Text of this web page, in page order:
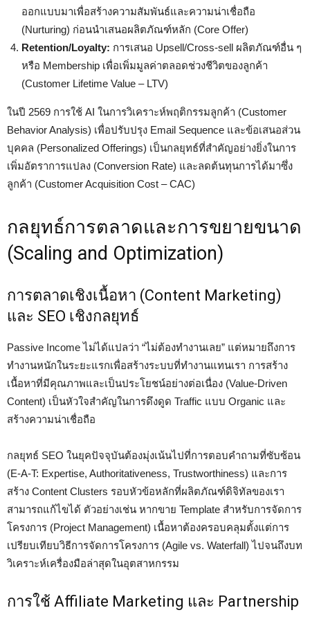
ออกแบบมาเพื่อสร้างความสัมพันธ์และความน่าเชื่อถือ
(Nurturing) ก่อนนำเสนอผลิตภัณฑ์หลัก (Core Offer)
Retention/Loyalty: การเสนอ Upsell/Cross-sell ผลิตภัณฑ์อื่น ๆ
หรือ Membership เพื่อเพิ่มมูลค่าตลอดช่วงชีวิตของลูกค้า
(Customer Lifetime Value – LTV)
ในปี 2569 การใช้ AI ในการวิเคราะห์พฤติกรรมลูกค้า (Customer
Behavior Analysis) เพื่อปรับปรุง Email Sequence และข้อเสนอส่วน
บุคคล (Personalized Offerings) เป็นกลยุทธ์ที่สำคัญอย่างยิ่งในการ
เพิ่มอัตราการแปลง (Conversion Rate) และลดต้นทุนการได้มาซึ่ง
ลูกค้า (Customer Acquisition Cost – CAC)
กลยุทธ์การตลาดและการขยายขนาด
(Scaling and Optimization)
การตลาดเชิงเนื้อหา (Content Marketing)
และ SEO เชิงกลยุทธ์
Passive Income ไม่ได้แปลว่า “ไม่ต้องทำงานเลย” แต่หมายถึงการ
ทำงานหนักในระยะแรกเพื่อสร้างระบบที่ทำงานแทนเรา การสร้าง
เนื้อหาที่มีคุณภาพและเป็นประโยชน์อย่างต่อเนื่อง (Value-Driven
Content) เป็นหัวใจสำคัญในการดึงดูด Traffic แบบ Organic และ
สร้างความน่าเชื่อถือ
กลยุทธ์ SEO ในยุคปัจจุบันต้องมุ่งเน้นไปที่การตอบคำถามที่ซับซ้อน
(E-A-T: Expertise, Authoritativeness, Trustworthiness) และการ
สร้าง Content Clusters รอบหัวข้อหลักที่ผลิตภัณฑ์ดิจิทัลของเรา
สามารถแก้ไขได้ ตัวอย่างเช่น หากขาย Template สำหรับการจัดการ
โครงการ (Project Management) เนื้อหาต้องครอบคลุมตั้งแต่การ
เปรียบเทียบวิธีการจัดการโครงการ (Agile vs. Waterfall) ไปจนถึงบท
วิเคราะห์เครื่องมือล่าสุดในอุตสาหกรรม
การใช้ Affiliate Marketing และ Partnership